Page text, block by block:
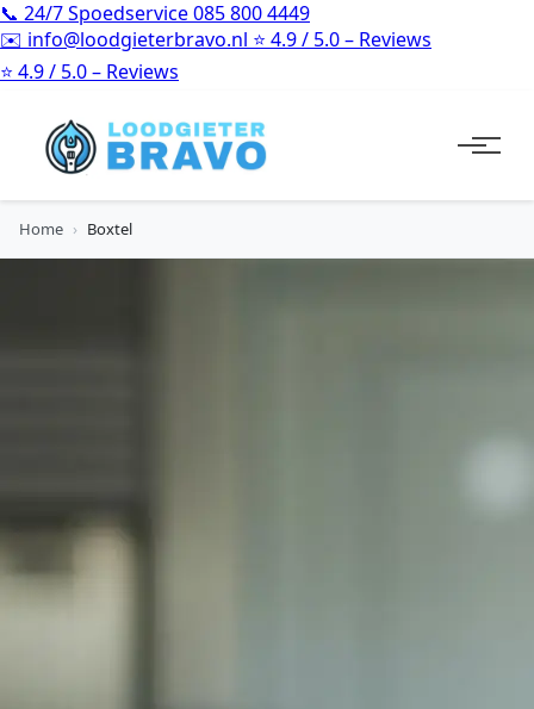
📞 24/7 Spoedservice085 800 4449
✉️ info@loodgieterbravo.nl ⭐ 4.9 / 5.0 – Reviews
⭐ 4.9 / 5.0 – Reviews
Home › Boxtel